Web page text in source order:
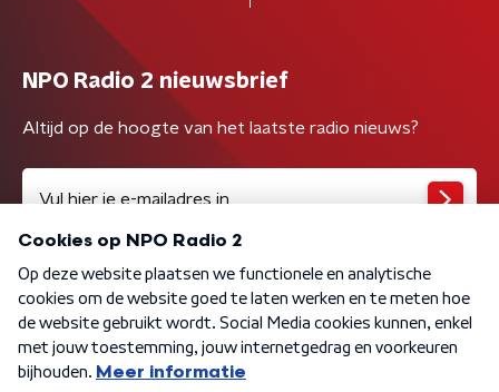
NPO Radio 2 nieuwsbrief
Altijd op de hoogte van het laatste radio nieuws?
Algemene voorwaarden